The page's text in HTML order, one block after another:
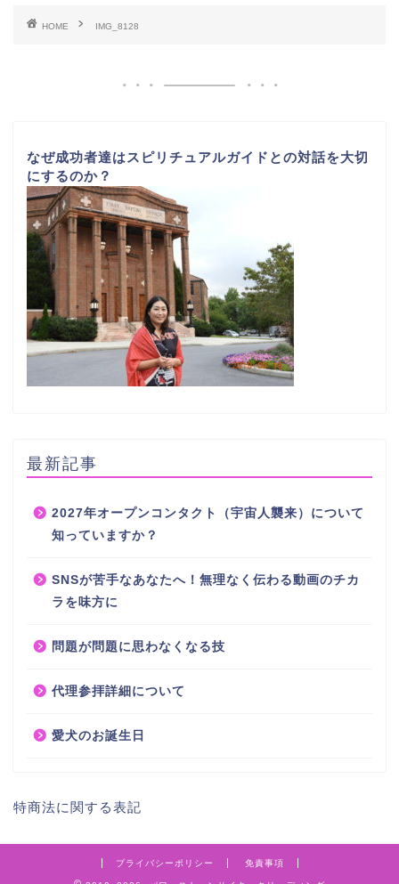
HOME IMG_8128
なぜ成功者達はスピリチュアルガイドとの対話を大切
にするのか？
最新記事
2027年オープンコンタクト（宇宙人襲来）について
知っていますか？
SNSが苦手なあなたへ！無理なく伝わる動画のチカ
ラを味方に
問題が問題に思わなくなる技
代理参拝詳細について
愛犬のお誕生日
特商法に関する表記
プライバシーポリシー 免責事項